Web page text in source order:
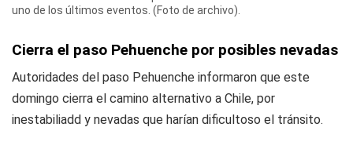
uno de los últimos eventos. (Foto de archivo).
Cierra el paso Pehuenche por posibles nevadas
Autoridades del paso Pehuenche informaron que este
domingo cierra el camino alternativo a Chile, por
inestabiliadd y nevadas que harían dificultoso el tránsito.